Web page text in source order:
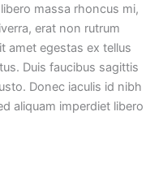
massa rhoncus mi,
erat non rutrum
amet egestas ex tellus
Duis faucibus sagittis
Donec iaculis id nibh
aliquam imperdiet libero